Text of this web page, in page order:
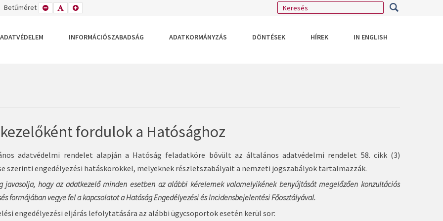
Betűméret KISEBB
BETŰTÍPUS
ALAPÉRTELMEZETT
BETŰMÉRET
NAGYOBB
BETŰMÉRET
ADATVÉDELEM INFORMÁCIÓSZABADSÁG ADATKORMÁNYZÁS DÖNTÉSEK HÍREK IN ENGLISH
fordulok a Hatósághoz
adatvédelmi rendelet alapján a Hatóság feladatköre bővült az általános adatvédelmi rendelet 58. cikk (3)
szerinti engedélyezési hatáskörökkel, melyeknek részletszabályait a nemzeti jogszabályok tartalmazzák.
javasolja, hogy az adatkezelő minden esetben az alábbi kérelemek valamelyikének benyújtását megelőzően konzultációs
formájában vegye fel a kapcsolatot a Hatóság Engedélyezési és Incidensbejelentési Főosztályával.
engedélyezési eljárás lefolytatására az alábbi ügycsoportok esetén kerül sor: